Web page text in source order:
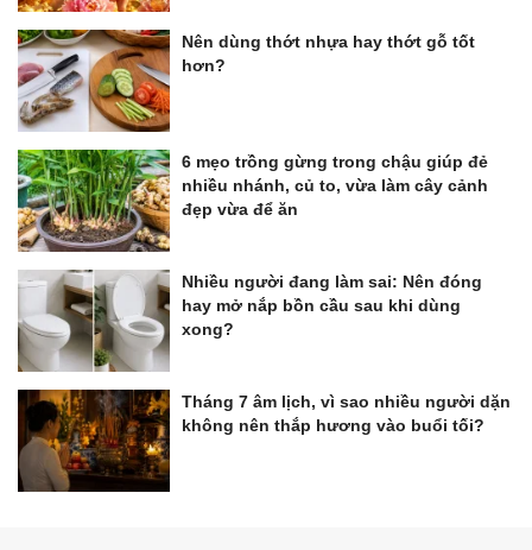
Nên dùng thớt nhựa hay thớt gỗ tốt
hơn?
6 mẹo trồng gừng trong chậu giúp đẻ
nhiều nhánh, củ to, vừa làm cây cảnh
đẹp vừa để ăn
Nhiều người đang làm sai: Nên đóng
hay mở nắp bồn cầu sau khi dùng
xong?
Tháng 7 âm lịch, vì sao nhiều người dặn
không nên thắp hương vào buổi tối?